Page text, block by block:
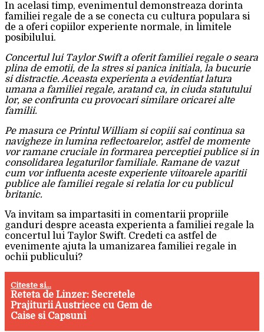
In acelasi timp, evenimentul demonstreaza dorinta
familiei regale de a se conecta cu cultura populara si
de a oferi copiilor experiente normale, in limitele
posibilului.
Concertul lui Taylor Swift a oferit familiei regale o seara
plina de emotii, de la stres si panica initiala, la bucurie
si distractie. Aceasta experienta a evidentiat latura
umana a familiei regale, aratand ca, in ciuda statutului
lor, se confrunta cu provocari similare oricarei alte
familii.
Pe masura ce Printul William si copiii sai continua sa
navigheze in lumina reflectoarelor, astfel de momente
vor ramane cruciale in formarea perceptiei publice si in
consolidarea legaturilor familiale. Ramane de vazut
cum vor influenta aceste experiente viitoarele aparitii
publice ale familiei regale si relatia lor cu publicul
britanic.
Va invitam sa impartasiti in comentarii propriile
ganduri despre aceasta experienta a familiei regale la
concertul lui Taylor Swift. Credeti ca astfel de
evenimente ajuta la umanizarea familiei regale in
ochii publicului?
Citeste si...
Reteta de Linzer: Secretele
Prajiturii Austriece cu Gem de
Caise si Capsuni